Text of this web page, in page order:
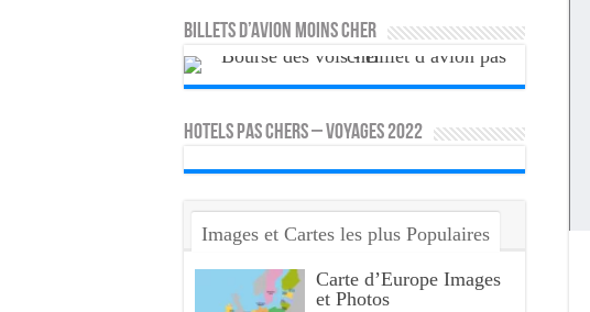
Billets d’avion moins cher
HOTELS PAS CHERS – VOYAGES 2022
Images et Cartes les plus Populaires
Carte d’Europe Images
et Photos